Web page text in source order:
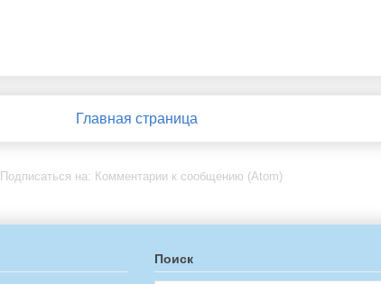
Главная страница
Подписаться на: Комментарии к сообщению (Atom)
Поиск